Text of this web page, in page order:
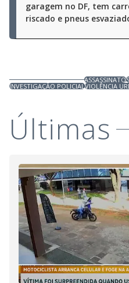
garagem no DF, tem
riscado e pneus
ASSASSINATO
INVESTIGAÇÃO POLICIALVIOLÊNCIA
Últimas